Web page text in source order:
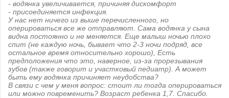
- водянка увеличивается, причиняя дискомфорт
- присоединяется инфекция.
У нас нет ничего из выше перечисленного, но
оперироваться все же отправляют. Сама водянка у сына
видна постоянно и не меняется. Еще малыш ночью плохо
спит (не каждую ночь, бывает что 2-3 ночи подряд, все
остальное время относительно хорошо), Есть
предположения что это, наверное, из-за прорезывания
зубов (также говорит и участковый педиатр). А может
быть ему водянка причиняет неудобства?
В связи с чем у меня вопрос: стоит ли тогда оперироваться
или можно повременить? Возраст ребенка 1,7. Спасибо.